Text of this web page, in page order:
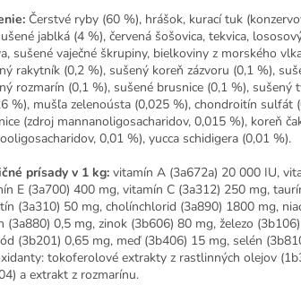
Čerstvé ryby (60 %), hrášok, kurací tuk
jablká (4 %), červená šošovica, tekvica,
sušené vaječné škrupiny, bielkoviny z morského
rakytník (0,2 %), sušený koreň zázvoru (0,1 %),
rozmarín (0,1 %), sušené brusnice (0,1 %), sušený
%), mušľa zelenoústa (0,025 %), chondroitín sulfát
(zdroj mannanoligosacharidov, 0,015 %), koreň
0,01 %), yucca schidigera (0,01 %).
prísady v 1 kg: vitamín A (3a672a) 20 000 IU,
E (3a700) 400 mg, vitamín C (3a312) 250 mg,
(3a310) 50 mg, cholínchlorid (3a890) 1800 mg,
(3a880) 0,5 mg, zinok (3b606) 80 mg, železo
(3b201) 0,65 mg, meď (3b406) 15 mg, selén
tokoferolové extrakty z rastlinných olejov
a extrakt z rozmarínu.